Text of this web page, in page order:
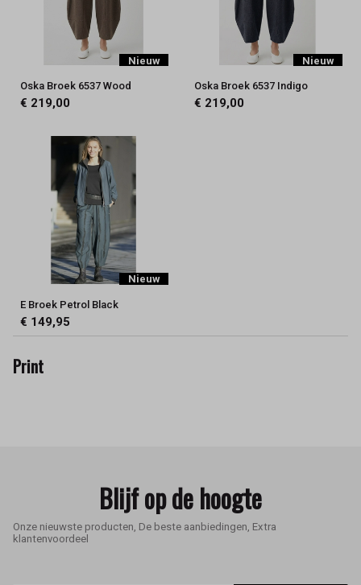
Nieuw
Oska Broek 6537 Wood
€ 219,00
Nieuw
Oska Broek 6537 Indigo
€ 219,00
Nieuw
E Broek Petrol Black
€ 149,95
Print
Blijf op de hoogte
Onze nieuwste producten, De beste aanbiedingen, Extra
klantenvoordeel